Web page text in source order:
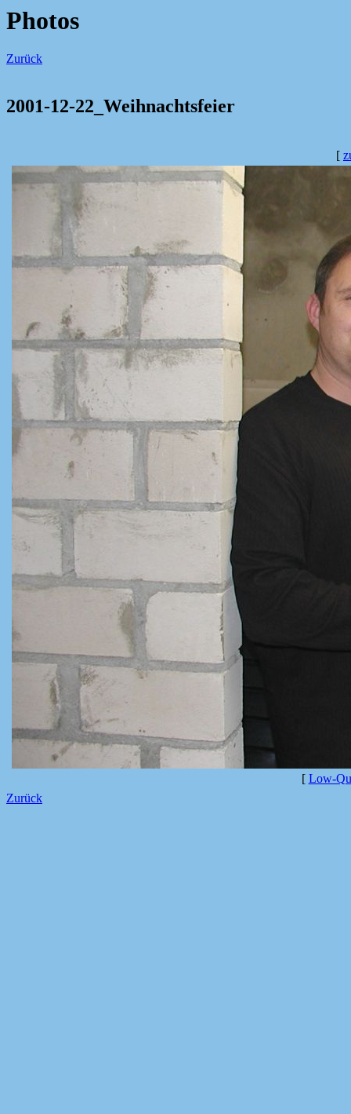
Photos
Zurück
2001-12-22_Weihnachtsfeier
[
[ Low-
Zurück